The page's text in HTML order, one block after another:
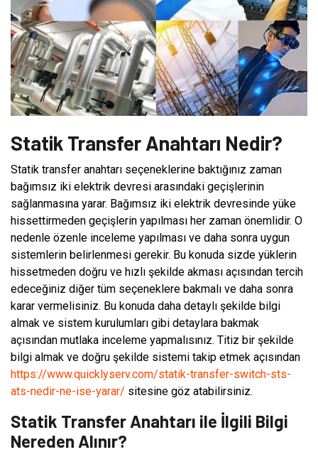
Statik Transfer Anahtarı Nedir?
Statik transfer anahtarı seçeneklerine baktığınız zaman
bağımsız iki elektrik devresi arasındaki geçişlerinin
sağlanmasına yarar. Bağımsız iki elektrik devresinde yüke
hissettirmeden geçişlerin yapılması her zaman önemlidir. O
nedenle özenle inceleme yapılması ve daha sonra uygun
sistemlerin belirlenmesi gerekir. Bu konuda sizde yüklerin
hissetmeden doğru ve hızlı şekilde akması açısından tercih
edeceğiniz diğer tüm seçeneklere bakmalı ve daha sonra
karar vermelisiniz. Bu konuda daha detaylı şekilde bilgi
almak ve sistem kurulumları gibi detaylara bakmak
açısından mutlaka inceleme yapmalısınız. Titiz bir şekilde
bilgi almak ve doğru şekilde sistemi takip etmek açısından
https://www.quicklyserv.com/statik-transfer-switch-sts-
ats-nedir-ne-ise-yarar/ sitesine göz atabilirsiniz.
Statik Transfer Anahtarı ile İlgili Bilgi
Nereden Alınır?